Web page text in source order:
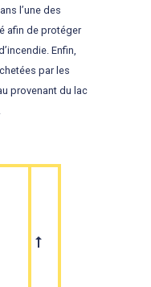
l’une des
afin de protéger
Enfin,
par les
provenant du lac